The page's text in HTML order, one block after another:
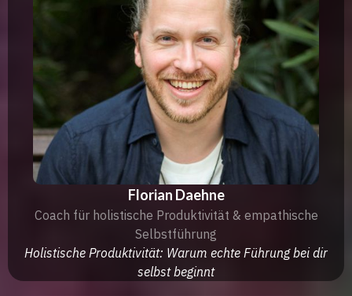
Florian Daehne
Coach für holistische Produktivität & empathische
Selbstführung
Holistische Produktivität: Warum echte Führung bei dir
selbst beginnt